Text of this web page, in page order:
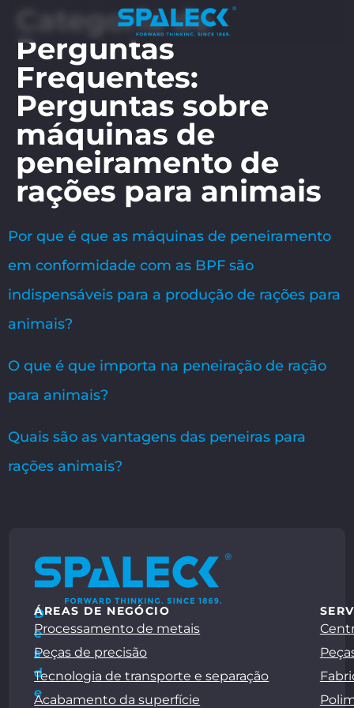
Categoria de
Perguntas
Frequentes:
Perguntas sobre
máquinas de
peneiramento de
rações para animais
Por que é que as máquinas de peneiramento
em conformidade com as BPF são
indispensáveis para a produção de rações para
animais?
O que é que importa na peneiração de ração
para animais?
Quais são as vantagens das peneiras para
rações animais?
D
e
s
d
e
ÁREAS DE NEGÓCIO
Processamento de metais
Peças de precisão
Tecnologia de transporte e separação
Acabamento da superfície